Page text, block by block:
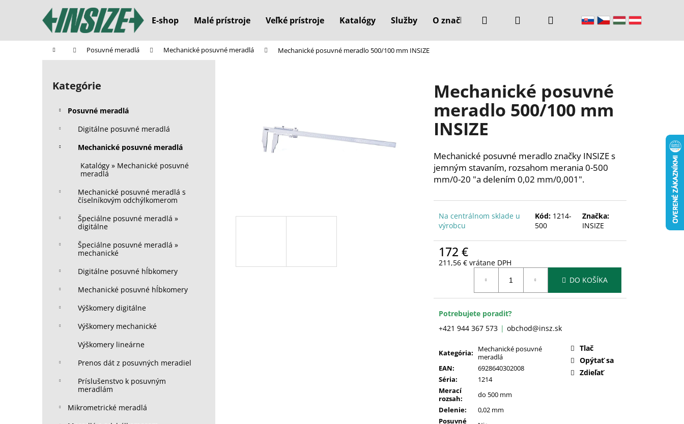
E-shop Malé prístroje Veľké prístroje Katalógy Služby O značke Kontakty
Hľadať PrihlásenieNákupný
Domov Posuvné meradlá Mechanické posuvné meradlá Mechanické posuvné meradlo 500/100 mm INSIZE
B
Preskočiť
kategórie
Kategórie
Posuvné meradlá
Digitálne posuvné meradlá
Mechanické posuvné meradlá
Katalógy » Mechanické posuvné
meradlá
Mechanické posuvné meradlá s
číselníkovým odchýlkomerom
Špeciálne posuvné meradlá »
digitálne
Špeciálne posuvné meradlá »
mechanické
Digitálne posuvné hĺbkomery
Mechanické posuvné hĺbkomery
Výškomery digitálne
Výškomery mechanické
Výškomery lineárne
Prenos dát z posuvných meradiel
Príslušenstvo k posuvným
meradlám
Mikrometrické meradlá
Mechanické posuvné
meradlo 500/100 mm
INSIZE
Mechanické posuvné meradlo značky INSIZE s
jemným stavaním, rozsahom merania 0-500
mm/0-20 "a delením 0,02 mm/0,001".
Na centrálnom sklade u
výrobcu
Kód: 1214-
500
Značka:
INSIZE
172 €
211,56 € vrátane DPH
DO KOŠÍKA
Potrebujete poradiť?
+421 944 367 573
obchod@insz.sk
Kategória:
Mechanické posuvné
meradlá
EAN:
6928640302008
Séria:
1214
Merací
rozsah:
do 500 mm
Delenie:
0,02 mm
Posuvné
Tlač
Opýtať sa
Zdieľať
í
Späť
do
Späť
do
Čo potrebujete nájsť?
Odporúčame